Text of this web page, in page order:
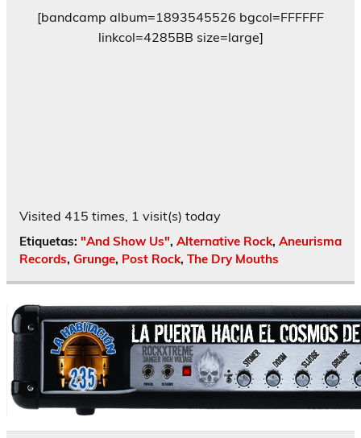
[bandcamp album=1893545526 bgcol=FFFFFF
linkcol=4285BB size=large]
Visited 415 times, 1 visit(s) today
Etiquetas: "And Show Us", Alternative Rock, Aneurisma
Records, Grunge, Post Rock, The Dry Mouths